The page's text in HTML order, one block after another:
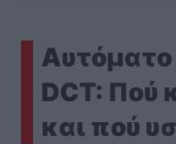
Αυτόματο
DCT: Πού
και πού